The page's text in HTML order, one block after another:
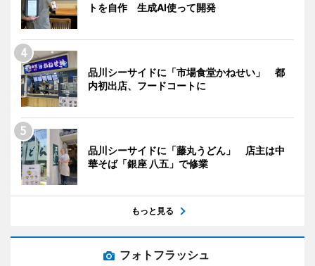
トを自作 生成AI使って開発
品川シーサイドに「市場食堂かねせい」 都
内初出店、フードコートに
品川シーサイドに「藤丸うどん」 店主は中
華そば「銀座 八五」で修業
もっと見る
フォトフラッシュ